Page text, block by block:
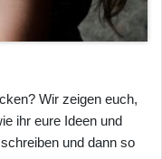
Wir zeigen euch,
ihr eure Ideen und
und dann so